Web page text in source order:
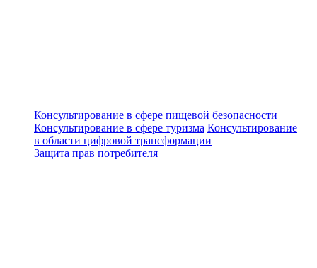
Консультирование в сфере пищевой безопасности
Консультирование в сфере туризма Консультирование
в области цифровой трансформации
Защита прав потребителя